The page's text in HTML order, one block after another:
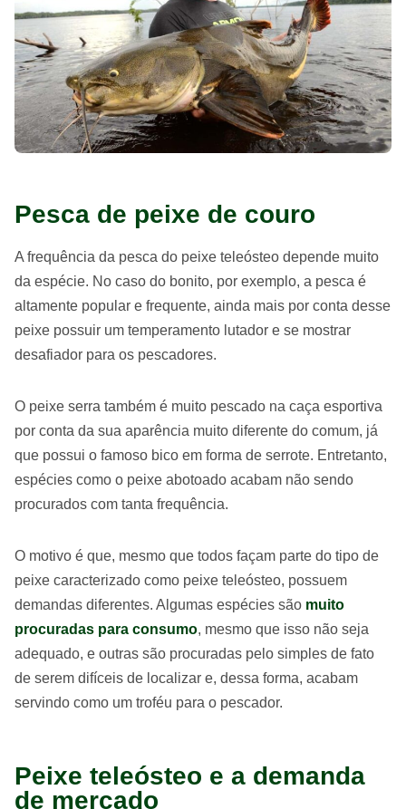
Pesca de peixe de couro
A frequência da pesca do peixe teleósteo depende muito
da espécie. No caso do bonito, por exemplo, a pesca é
altamente popular e frequente, ainda mais por conta desse
peixe possuir um temperamento lutador e se mostrar
desafiador para os pescadores.
O peixe serra também é muito pescado na caça esportiva
por conta da sua aparência muito diferente do comum, já
que possui o famoso bico em forma de serrote. Entretanto,
espécies como o peixe abotoado acabam não sendo
procurados com tanta frequência.
O motivo é que, mesmo que todos façam parte do tipo de
peixe caracterizado como peixe teleósteo, possuem
demandas diferentes. Algumas espécies são muito
procuradas para consumo, mesmo que isso não seja
adequado, e outras são procuradas pelo simples de fato
de serem difíceis de localizar e, dessa forma, acabam
servindo como um troféu para o pescador.
Peixe teleósteo e a demanda
de mercado